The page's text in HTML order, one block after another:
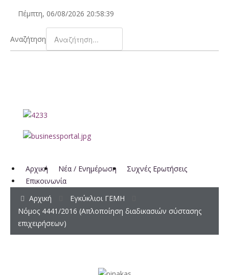
Πέμπτη, 06/08/2026 20:58:39
Αναζήτηση
Αρχική Νέα / Ενημέρωση
Συχνές Ερωτήσεις
Επικοινωνία
Αρχική
Εγκύκλιοι ΓΕΜΗ
Νόμος 4441/2016 (Απλοποίηση διαδικασιών σύστασης
επιχειρήσεων)